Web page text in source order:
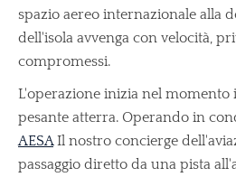
spazio aereo internazionale alla
dell'isola avvenga con velocità,
compromessi.
L'operazione inizia nel momento
pesante atterra. Operando in
AESAIl nostro concierge
passaggio diretto da una pista